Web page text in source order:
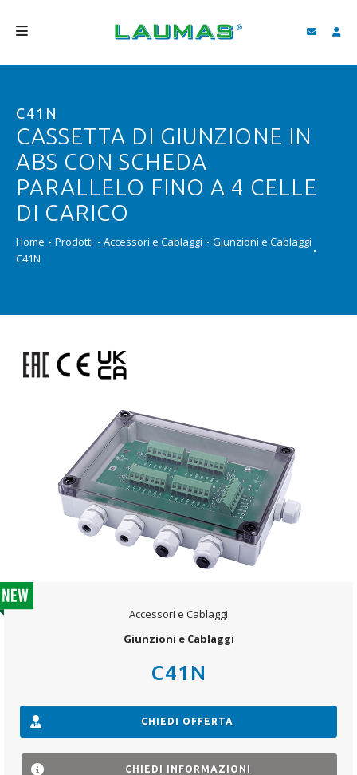
PRODOTTI
SERVIZI
ASSISTENZA E DOWNLOAD
VIDEO
BLOG
CERCA
ITALIANO
C41N
CASSETTA DI GIUNZIONE IN
ABS CON SCHEDA
PARALLELO FINO A 4 CELLE
DI CARICO
Home Prodotti Accessori e Cablaggi
Giunzioni e Cablaggi
C41N
Accessori e Cablaggi
Giunzioni e Cablaggi
C41N
CHIEDI OFFERTA
CHIEDI INFORMAZIONI